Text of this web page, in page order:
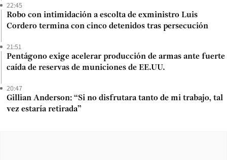
22:45
Robo con intimidación a escolta de exministro Luis
Cordero termina con cinco detenidos tras persecución
21:51
Pentágono exige acelerar producción de armas ante fuerte
caída de reservas de municiones de EE.UU.
20:47
Gillian Anderson: “Si no disfrutara tanto de mi trabajo, tal
vez estaría retirada”